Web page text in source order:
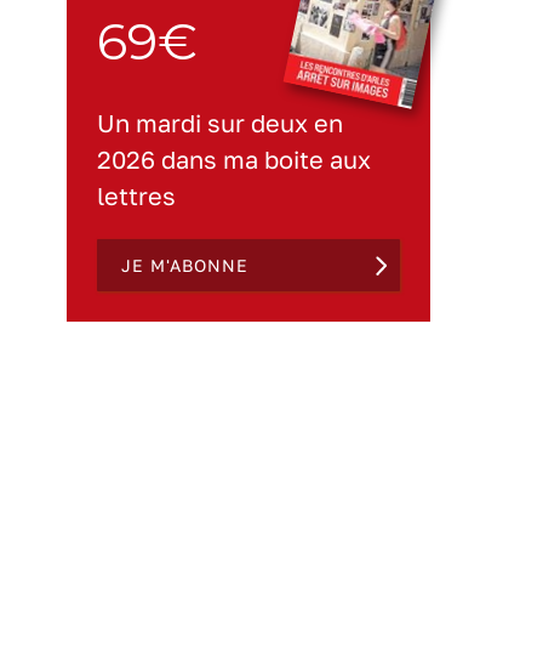
69€
Un mardi sur deux en
2026 dans ma boite aux
lettres
JE M'ABONNE